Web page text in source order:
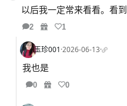
以后我一定常来看看。看
2 1
玉珍001·2026-06-13·
我也是
0 0